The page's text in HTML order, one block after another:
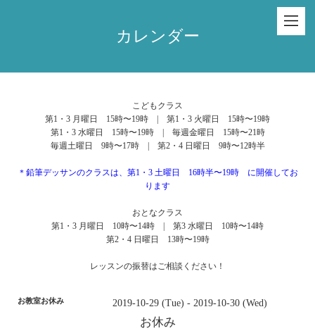
カレンダー
こどもクラス
第1・3 月曜日 15時〜19時 | 第1・3 火曜日 15時〜19時
第1・3 水曜日 15時〜19時 | 毎週金曜日 15時〜21時
毎週土曜日 9時〜17時 | 第2・4 日曜日 9時〜12時半
＊鉛筆デッサンのクラスは、第1・3 土曜日 16時半〜19時 に開催してお
ります
おとなクラス
第1・3 月曜日 10時〜14時 | 第3 水曜日 10時〜14時
第2・4 日曜日 13時〜19時
レッスンの振替はご相談ください！
お教室お休み 2019-10-29 (Tue) - 2019-10-30 (Wed)
お休み